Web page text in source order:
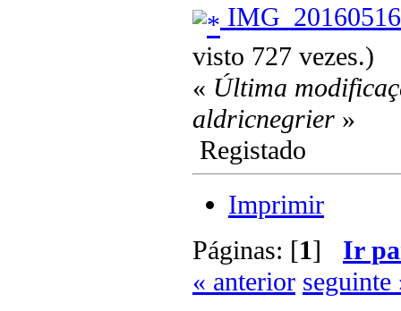
visto 727 vezes.)
« Última
aldricnegrier »
Registado
Imprimir
Páginas: [1] Ir
« anterior seguinte